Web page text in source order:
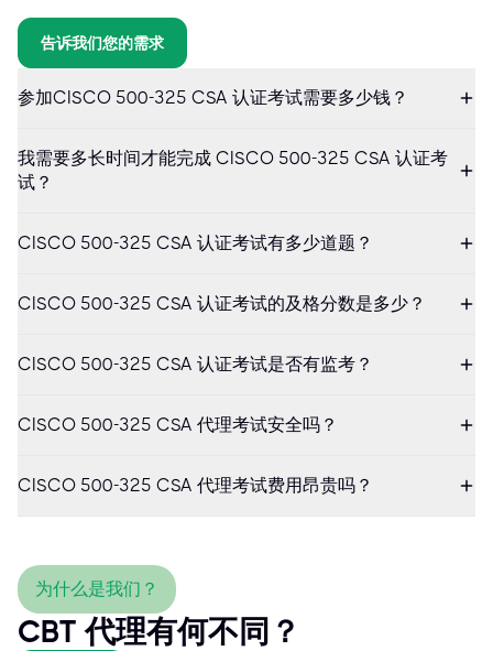
告诉我们您的需求
参加CISCO 500-325 CSA 认证考试需要多少钱？
我需要多长时间才能完成 CISCO 500-325 CSA 认证考
试？
CISCO 500-325 CSA 认证考试有多少道题？
CISCO 500-325 CSA 认证考试的及格分数是多少？
CISCO 500-325 CSA 认证考试是否有监考？
CISCO 500-325 CSA 代理考试安全吗？
CISCO 500-325 CSA 代理考试费用昂贵吗？
为什么是我们？
CBT 代理有何不同？